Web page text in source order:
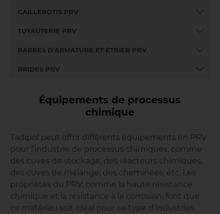
CAILLEBOTIS PRV
TUYAUTERIE PRV
BARRES D’ARMATURE ET ÉTRIER PRV
BRIDES PRV
Équipements de processus
chimique
Tadipol peut offrir différents équipements en PRV
pour l’industrie de processus chimiques, comme
des cuves de stockage, des réacteurs chimiques,
des cuves de mélange, des cheminées, etc. Les
propriétés du PRV, comme la haute résistance
chimique et la résistance à la corrosion, font que
ce matériau soit idéal pour ce type d’industries.